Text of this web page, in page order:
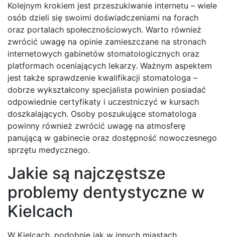
Kolejnym krokiem jest przeszukiwanie internetu – wiele
osób dzieli się swoimi doświadczeniami na forach
oraz portalach społecznościowych. Warto również
zwrócić uwagę na opinie zamieszczane na stronach
internetowych gabinetów stomatologicznych oraz
platformach oceniających lekarzy. Ważnym aspektem
jest także sprawdzenie kwalifikacji stomatologa –
dobrze wykształcony specjalista powinien posiadać
odpowiednie certyfikaty i uczestniczyć w kursach
doszkalających. Osoby poszukujące stomatologa
powinny również zwrócić uwagę na atmosferę
panującą w gabinecie oraz dostępność nowoczesnego
sprzętu medycznego.
Jakie są najczęstsze
problemy dentystyczne w
Kielcach